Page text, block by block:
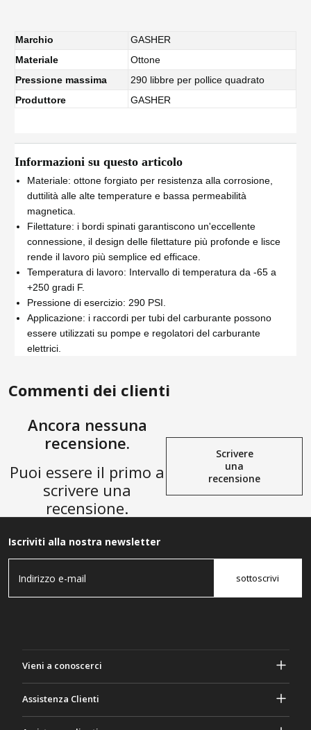
Marchio
GASHER
Materiale
Ottone
Pressione massima
290 libbre per pollice quadrato
Produttore
GASHER
Informazioni su questo articolo
Materiale: ottone forgiato per resistenza alla corrosione,
duttilità alle alte temperature e bassa permeabilità
magnetica.
Filettature: i bordi spinati garantiscono un'eccellente
connessione, il design delle filettature più profonde e lisce
rende il lavoro più semplice ed efficace.
Temperatura di lavoro: Intervallo di temperatura da -65 a
+250 gradi F.
Pressione di esercizio: 290 PSI.
Applicazione: i raccordi per tubi del carburante possono
essere utilizzati su pompe e regolatori del carburante
elettrici.
Commenti dei clienti
Ancora nessuna
recensione.
Puoi essere il primo a
scrivere una
recensione.
Scrivere
una
recensione
Iscriviti alla nostra newsletter
sottoscrivi
Vieni a conoscerci
Assistenza Clienti